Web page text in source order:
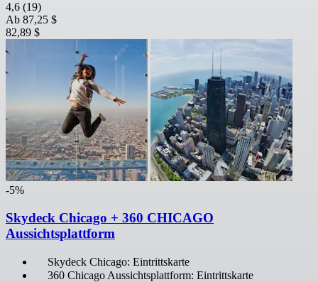
4,6 (19)
Ab 87,25 $
82,89 $
-5%
Skydeck Chicago + 360 CHICAGO
Aussichtsplattform
Skydeck Chicago: Eintrittskarte
360 Chicago Aussichtsplattform: Eintrittskarte